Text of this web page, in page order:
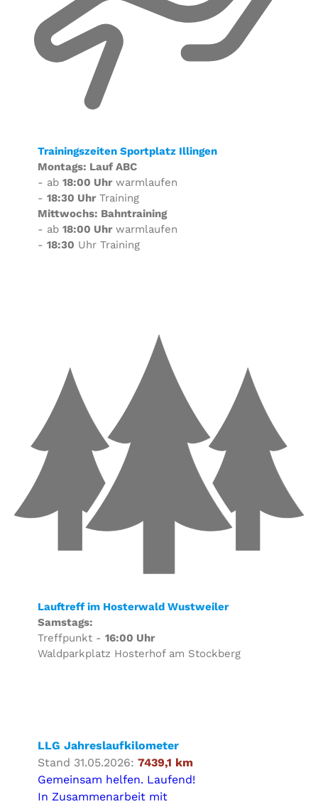
Trainingszeiten Sportplatz Illingen
Montags: Lauf ABC
- ab 18:00 Uhrwarmlaufen
- 18:30 UhrTraining
Mittwochs: Bahntraining
- ab 18:00 Uhrwarmlaufen
- 18:30 Uhr Training
Lauftreff im Hosterwald Wustweiler
Samstags:
Treffpunkt - 16:00 Uhr
Waldparkplatz Hosterhof am Stockberg
LLG Jahreslaufkilometer
Stand 31.05.2026: 7439,1 km
Gemeinsam helfen. Laufend!
In Zusammenarbeit mit